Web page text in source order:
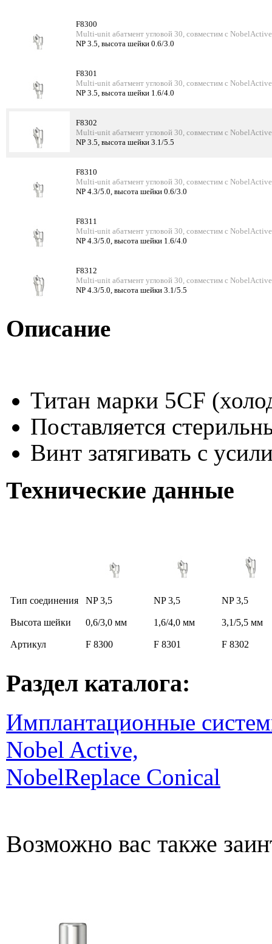
F8300
Multi-unit абатмент угловой 30, совместим с
NP 3.5, высота шейки 0.6/3.0
F8301
Multi-unit абатмент угловой 30, совместим с
NP 3.5, высота шейки 1.6/4.0
F8302
Multi-unit абатмент угловой 30, совместим с
NP 3.5, высота шейки 3.1/5.5
F8310
Multi-unit абатмент угловой 30, совместим с
NP 4.3/5.0, высота шейки 0.6/3.0
F8311
Multi-unit абатмент угловой 30, совместим с
NP 4.3/5.0, высота шейки 1.6/4.0
F8312
Multi-unit абатмент угловой 30, совместим с
NP 4.3/5.0, высота шейки 3.1/5.5
Описание
Титан марки 5CF
Поставляется
Винт затягивать с
Технические данные
Тип соединения NP 3,5 NP 3,5 NP 3,5
Высота шейки 0,6/3,0 мм 1,6/4,0 мм 3,1/5,5 мм
Артикул F 8300 F 8301 F 8302
Раздел каталога:
Имплантационные
Nobel Active,
NobelReplace Conical
Возможно вас также